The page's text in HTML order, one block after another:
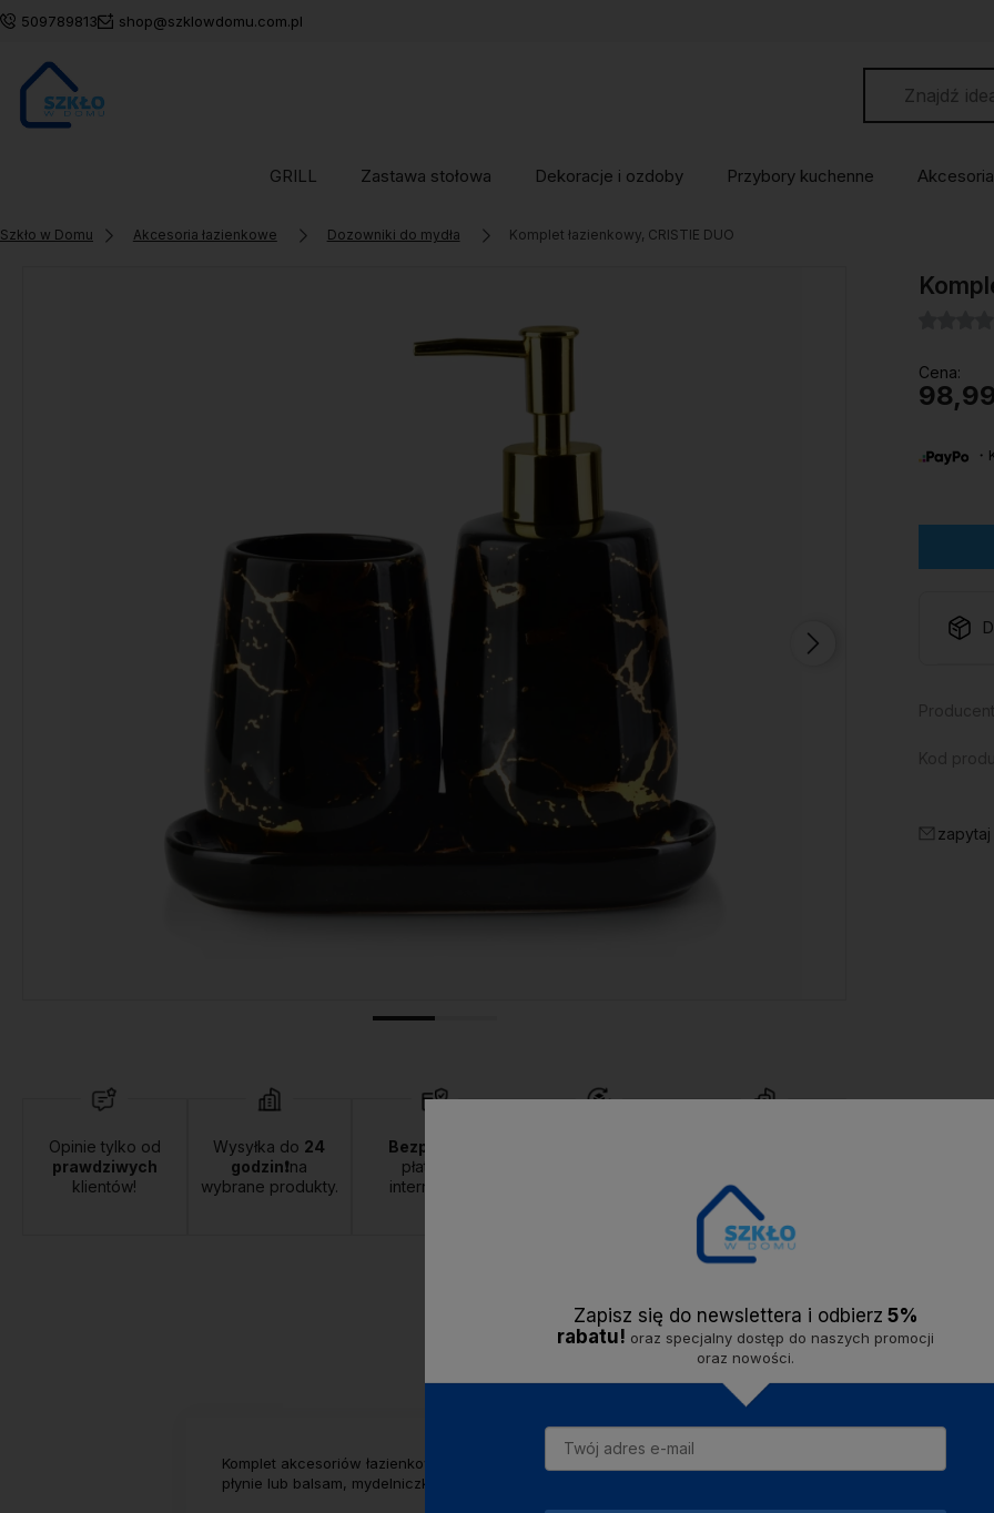
509789813 shop@szklowdomu.com.pl
GRILL Zastawa stołowa Dekoracje i ozdoby Przybory kuchenne
Szkło w Domu Akcesoria łazienkowe Dozowniki do mydła Komplet łazienkowy, CRISTIE DUO
Opinie tylko od
prawdziwych
klientów!
Wysyłka do 24
godzin❗na
wybrane produkty.
Bezpieczne
płatności
internetowe.
od2020 roku.
Cena:
Komplet akcesoriów łazienkowych marki BATHLAB by MONDEX wykonany z ceramiki. Trzyczęściowy zestaw
płynie lub balsam, mydelniczki-podstawki oraz kubka na przybory.
Zapisz się do newslettera i odbierz 5%
rabatu! oraz specjalny dostęp do naszych promocji
oraz nowości.